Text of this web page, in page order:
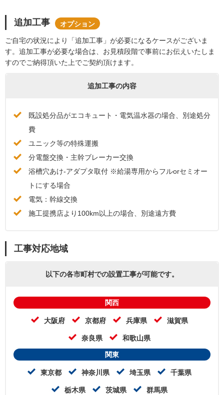
追加工事 オプション
ご自宅の状況により「追加工事」が必要になるケースがございま
す。追加工事が必要な場合は、お見積段階で事前にお伝えいたしま
すのでご納得頂いた上でご契約頂けます。
追加工事の内容
既設処分品がエコキュート・電気温水器の場合、別途処分
費
ユニック等の特殊運搬
分電盤交換・主幹ブレーカー交換
浴槽穴あけ-アダプタ取付 ※給湯専用からフルorセミオー
トにする場合
電気：幹線交換
施工提携店より100km以上の場合、別途遠方費
工事対応地域
以下の各市町村での設置工事が可能です。
関西
大阪府 京都府 兵庫県 滋賀県
奈良県 和歌山県
関東
東京都 神奈川県 埼玉県 千葉県
栃木県 茨城県 群馬県